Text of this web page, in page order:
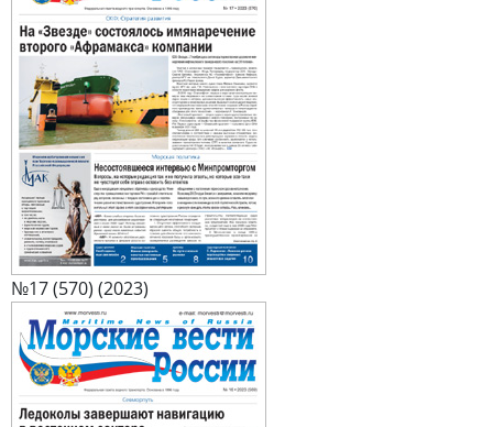
№17 (570) (2023)